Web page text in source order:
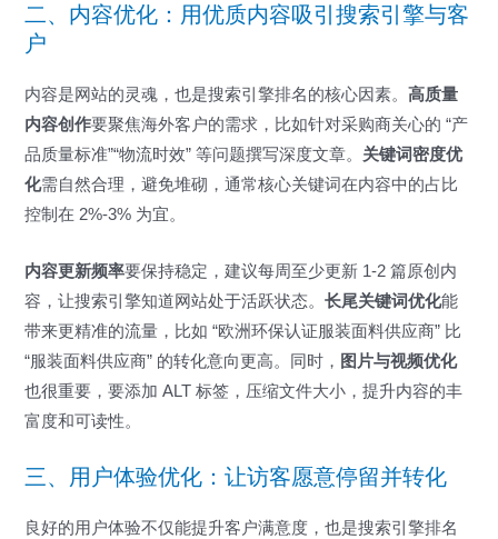
二、内容优化：用优质内容吸引搜索引擎与客
户
内容是网站的灵魂，也是搜索引擎排名的核心因素。高质量
内容创作要聚焦海外客户的需求，比如针对采购商关心的 “产
品质量标准”“物流时效” 等问题撰写深度文章。 关键词密度优
化需自然合理，避免堆砌，通常核心关键词在内容中的占比
控制在 2%-3% 为宜。
内容更新频率要保持稳定，建议每周至少更新 1-2 篇原创内
容，让搜索引擎知道网站处于活跃状态。长尾关键词优化能
带来更精准的流量，比如 “欧洲环保认证服装面料供应商” 比
“服装面料供应商” 的转化意向更高。同时， 图片与视频优化
也很重要，要添加 ALT 标签，压缩文件大小，提升内容的丰
富度和可读性。
三、用户体验优化：让访客愿意停留并转化
良好的用户体验不仅能提升客户满意度，也是搜索引擎排名